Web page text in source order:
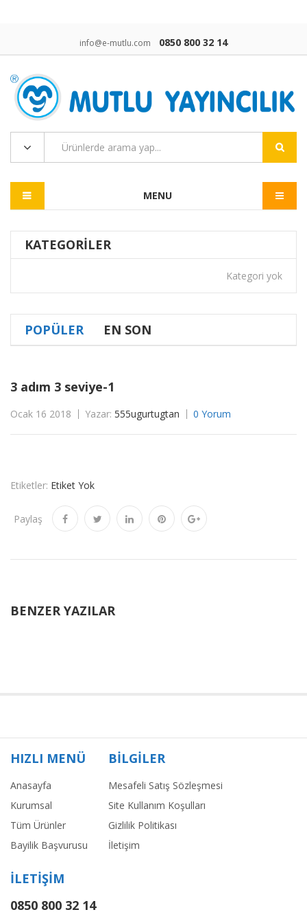
info@e-mutlu.com 0850 800 32 14
MENU
KATEGORILER
Kategori yok
POPÜLER EN SON
3 adım 3 seviye-1
Ocak 16 2018 Yazar: 555ugurtugtan 0 Yorum
Etiketler: Etiket Yok
Paylaş
BENZER YAZILAR
HIZLI MENÜ
Anasayfa
Kurumsal
Tüm Ürünler
Bayilik Başvurusu
BİLGİLER
Mesafeli Satış Sözleşmesi
Site Kullanım Koşulları
Gizlilik Politikası
İletişim
İLETİŞİM
0850 800 32 14